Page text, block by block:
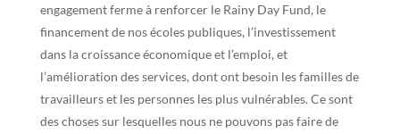
engagement ferme à renforcer le Rainy Day Fund, le
financement de nos écoles publiques, l’investissement
dans la croissance économique et l’emploi, et
l’amélioration des services, dont ont besoin les familles de
travailleurs et les personnes les plus vulnérables. Ce sont
des choses sur lesquelles nous ne pouvons pas faire de